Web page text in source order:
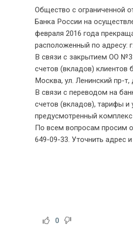
Общество с ограниченной
Банка России на
февраля 2016 года
расположенный по адресу:
В связи с закрытием ОО
счетов (вкладов)
Москва, ул. Ленинский пр-т,
В связи с переводом на
счетов (вкладов), тарифы и
предусмотренный
По всем вопросам просим
649-09-33. Уточнить адрес
0